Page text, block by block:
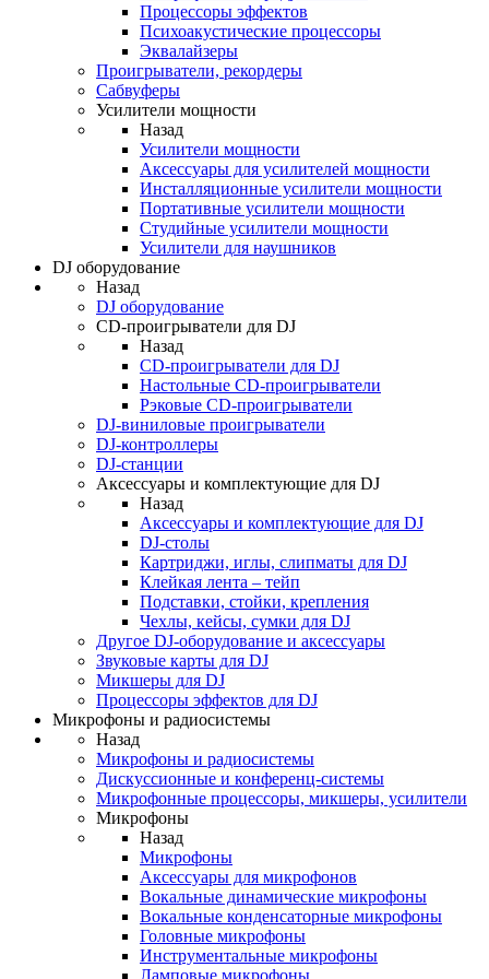
Процессоры эффектов
Психоакустические процессоры
Эквалайзеры
Проигрыватели, рекордеры
Сабвуферы
Усилители мощности
Назад
Усилители мощности
Аксессуары для усилителей мощности
Инсталляционные усилители мощности
Портативные усилители мощности
Студийные усилители мощности
Усилители для наушников
DJ оборудование
Назад
DJ оборудование
CD-проигрыватели для DJ
Назад
CD-проигрыватели для DJ
Настольные CD-проигрыватели
Рэковые CD-проигрыватели
DJ-виниловые проигрыватели
DJ-контроллеры
DJ-станции
Аксессуары и комплектующие для DJ
Назад
Аксессуары и комплектующие для DJ
DJ-столы
Картриджи, иглы, слипматы для DJ
Клейкая лента – тейп
Подставки, стойки, крепления
Чехлы, кейсы, сумки для DJ
Другое DJ-оборудование и аксессуары
Звуковые карты для DJ
Микшеры для DJ
Процессоры эффектов для DJ
Микрофоны и радиосистемы
Назад
Микрофоны и радиосистемы
Дискуссионные и конференц-системы
Микрофонные процессоры, микшеры, усилители
Микрофоны
Назад
Микрофоны
Аксессуары для микрофонов
Вокальные динамические микрофоны
Вокальные конденсаторные микрофоны
Головные микрофоны
Инструментальные микрофоны
Ламповые микрофоны